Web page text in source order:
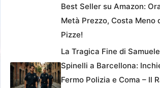
Best Seller su Amazon:
Metà Prezzo, Costa Meno
Pizze!
La Tragica Fine di Samuele
Spinelli a Barcellona:
Fermo Polizia e Coma – Il